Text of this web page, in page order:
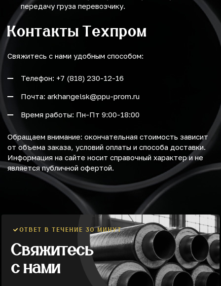
передачу груза перевозчику.
Контакты Техпром
Свяжитесь с нами удобным способом:
Телефон: +7 (818) 230-12-16
Почта: arkhangelsk@ppu-prom.ru
Время работы: Пн-Пт 9:00-18:00
Обращаем внимание: окончательная стоимость зависит
от объема заказа, условий оплаты и способа доставки.
Информация на сайте носит справочный характер и не
является публичной офертой.
ОТВЕТ В ТЕЧЕНИЕ 30 МИНУТ
Свяжитесь
с нами